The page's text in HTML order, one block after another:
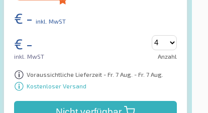
€ - inkl. MwST
€ -
inkl. MwST Anzahl
Voraussichtliche Lieferzeit - Fr. 7 Aug. - Fr. 7 Aug.
Kostenloser Versand